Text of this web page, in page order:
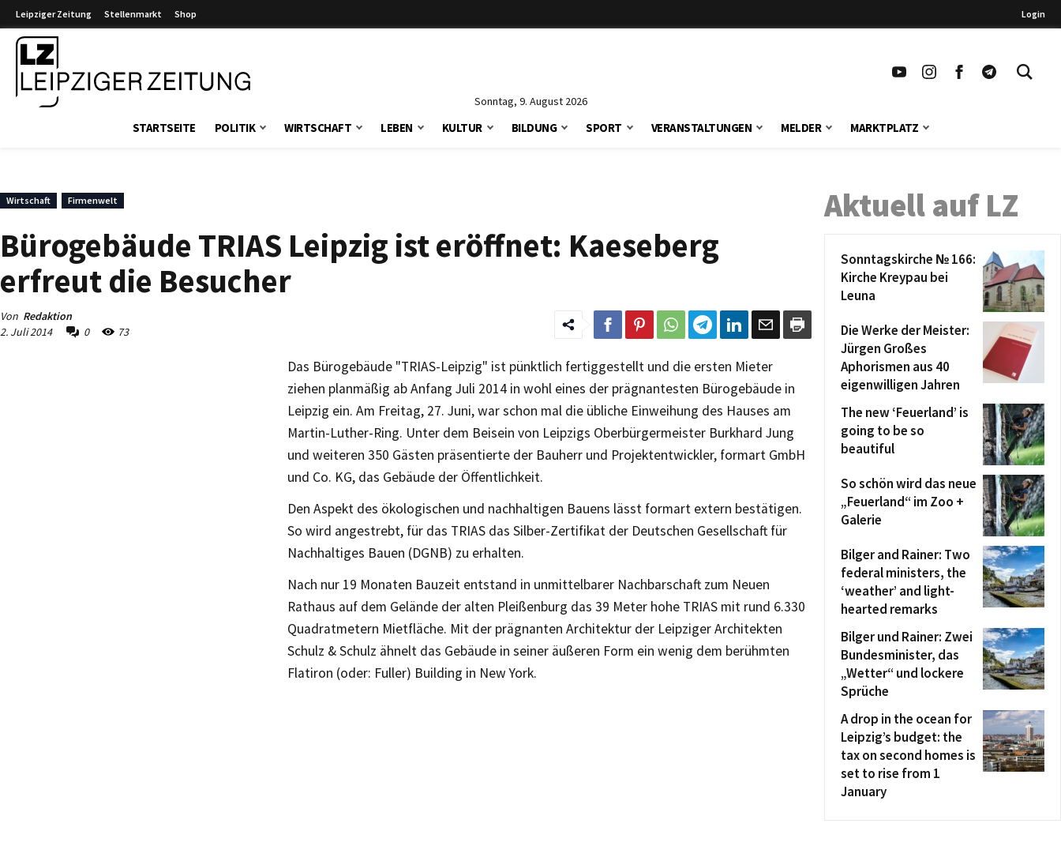
Leipziger Zeitung Stellenmarkt Shop Login
Sonntag, 9. August 2026
STARTSEITE POLITIK WIRTSCHAFT LEBEN KULTUR BILDUNG SPORT VERANSTALTUNGEN MELDER MARKTPLATZ
Wirtschaft Firmenwelt
Bürogebäude TRIAS Leipzig ist eröffnet: Kaeseberg
erfreut die Besucher
Von Redaktion
2. Juli 2014
0 73
Das Bürogebäude "TRIAS-Leipzig" ist pünktlich fertiggestellt und die ersten Mieter
ziehen planmäßig ab Anfang Juli 2014 in wohl eines der prägnantesten Bürogebäude in
Leipzig ein. Am Freitag, 27. Juni, war schon mal die übliche Einweihung des Hauses am
Martin-Luther-Ring. Unter dem Beisein von Leipzigs Oberbürgermeister Burkhard Jung
und weiteren 350 Gästen präsentierte der Bauherr und Projektentwickler, formart GmbH
und Co. KG, das Gebäude der Öffentlichkeit.
Den Aspekt des ökologischen und nachhaltigen Bauens lässt formart extern bestätigen.
So wird angestrebt, für das TRIAS das Silber-Zertifikat der Deutschen Gesellschaft für
Nachhaltiges Bauen (DGNB) zu erhalten.
Nach nur 19 Monaten Bauzeit entstand in unmittelbarer Nachbarschaft zum Neuen
Rathaus auf dem Gelände der alten Pleißenburg das 39 Meter hohe TRIAS mit rund 6.330
Quadratmetern Mietfläche. Mit der prägnanten Architektur der Leipziger Architekten
Schulz & Schulz ähnelt das Gebäude in seiner äußeren Form ein wenig dem berühmten
Flatiron (oder: Fuller) Building in New York.
Aktuell auf LZ
Sonntagskirche № 166:
Kirche Kreypau bei
Leuna
Die Werke der Meister:
Jürgen Großes
Aphorismen aus 40
eigenwilligen Jahren
The new ‘Feuerland’ is
going to be so
beautiful
So schön wird das neue
„Feuerland“ im Zoo +
Galerie
Bilger and Rainer: Two
federal ministers, the
‘weather’ and light-
hearted remarks
Bilger und Rainer: Zwei
Bundesminister, das
„Wetter“ und lockere
Sprüche
A drop in the ocean for
Leipzig’s budget: the
tax on second homes is
set to rise from 1
January